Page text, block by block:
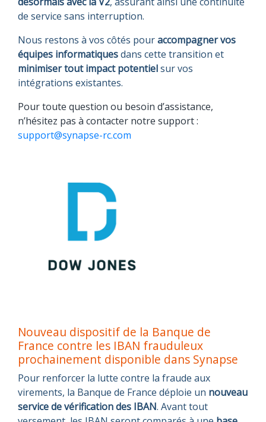
de service sans interruption.
Nous restons à vos côtés pouraccompagner vos
équipes informatiquesdans cette transition et
minimiser tout impact potentielsur vos
intégrations existantes.
Pour toute question ou besoin d’assistance,
n’hésitez pas à contacter notre support :
support@synapse-rc.com
Nouveau dispositif de la Banque de
France contre les IBAN frauduleux
prochainement disponible dans Synapse
Pour renforcer la lutte contre la fraude aux
virements, la Banque de France déploie un nouveau
service de vérification des IBAN. Avant tout